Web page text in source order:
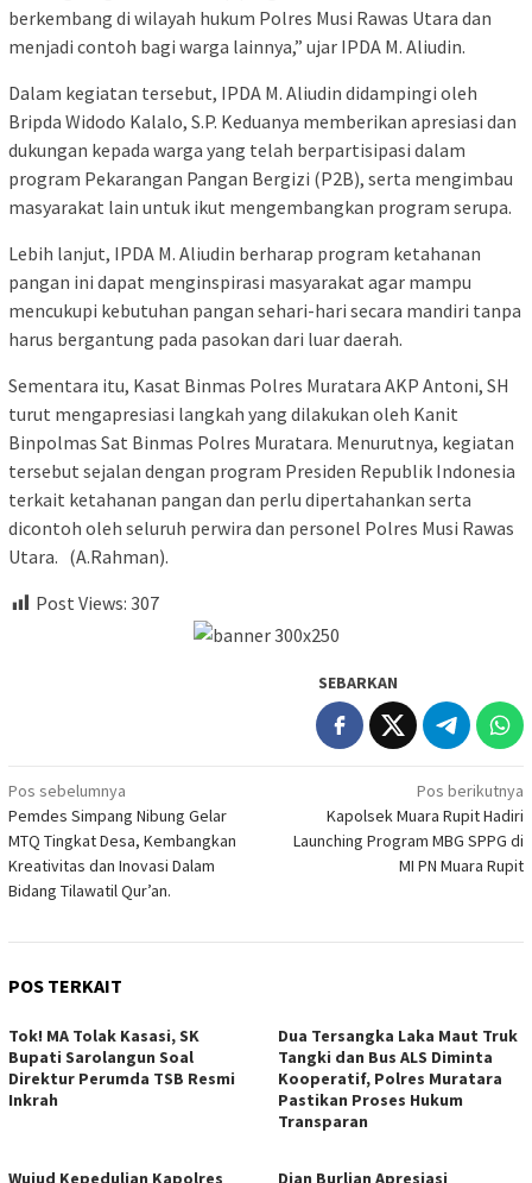
berkembang di wilayah hukum Polres Musi Rawas Utara dan
menjadi contoh bagi warga lainnya,” ujar IPDA M. Aliudin.
Dalam kegiatan tersebut, IPDA M. Aliudin didampingi oleh
Bripda Widodo Kalalo, S.P. Keduanya memberikan apresiasi dan
dukungan kepada warga yang telah berpartisipasi dalam
program Pekarangan Pangan Bergizi (P2B), serta mengimbau
masyarakat lain untuk ikut mengembangkan program serupa.
Lebih lanjut, IPDA M. Aliudin berharap program ketahanan
pangan ini dapat menginspirasi masyarakat agar mampu
mencukupi kebutuhan pangan sehari-hari secara mandiri tanpa
harus bergantung pada pasokan dari luar daerah.
Sementara itu, Kasat Binmas Polres Muratara AKP Antoni, SH
turut mengapresiasi langkah yang dilakukan oleh Kanit
Binpolmas Sat Binmas Polres Muratara. Menurutnya, kegiatan
tersebut sejalan dengan program Presiden Republik Indonesia
terkait ketahanan pangan dan perlu dipertahankan serta
dicontoh oleh seluruh perwira dan personel Polres Musi Rawas
Utara. (A.Rahman).
Post Views: 307
SEBARKAN
Navigasi
pos
Pos sebelumnya
Pemdes Simpang Nibung Gelar
MTQ Tingkat Desa, Kembangkan
Kreativitas dan Inovasi Dalam
Bidang Tilawatil Qur’an.
Pos berikutnya
Kapolsek Muara Rupit Hadiri
Launching Program MBG SPPG di
MI PN Muara Rupit
POS TERKAIT
Tok! MA Tolak Kasasi, SK
Bupati Sarolangun Soal
Direktur Perumda TSB Resmi
Inkrah
Dua Tersangka Laka Maut Truk
Tangki dan Bus ALS Diminta
Kooperatif, Polres Muratara
Pastikan Proses Hukum
Transparan
Wujud Kepedulian Kapolres Dian Burlian Apresiasi